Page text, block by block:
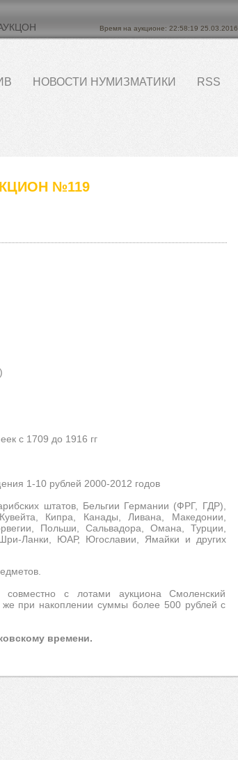
Время на аукционе: 22:58:19 25.03.2016
НОВОСТИ НУМИЗМАТИКИ RSS
№119
с 1709 до 1916 гг
1-10 рублей 2000-2012 годов
штатов, Бельгии Германии (ФРГ, ГДР),
Кипра, Канады, Ливана, Македонии,
Польши, Сальвадора, Омана, Турции,
Ланки, ЮАР, Югославии, Ямайки и других
совместно с лотами аукциона Смоленский
же при накоплении суммы более 500 рублей с
времени.